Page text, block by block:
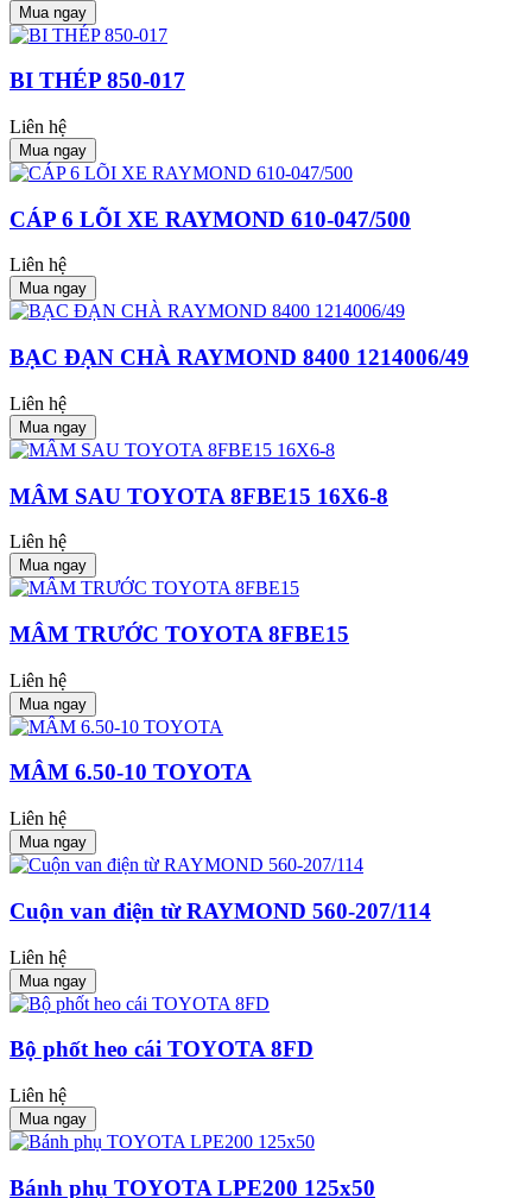
Mua ngay
BI THÉP 850-017
Liên hệ
Mua ngay
CÁP 6 LÕI XE RAYMOND 610-047/500
Liên hệ
Mua ngay
BẠC ĐẠN CHÀ RAYMOND 8400 1214006/49
Liên hệ
Mua ngay
MÂM SAU TOYOTA 8FBE15 16X6-8
Liên hệ
Mua ngay
MÂM TRƯỚC TOYOTA 8FBE15
Liên hệ
Mua ngay
MÂM 6.50-10 TOYOTA
Liên hệ
Mua ngay
Cuộn van điện từ RAYMOND 560-207/114
Liên hệ
Mua ngay
Bộ phốt heo cái TOYOTA 8FD
Liên hệ
Mua ngay
Bánh phụ TOYOTA LPE200 125x50